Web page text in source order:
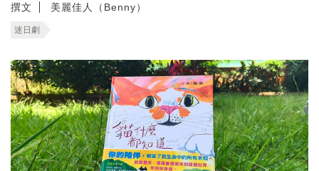
撰文 美麗佳人（Benny）
迷日劇